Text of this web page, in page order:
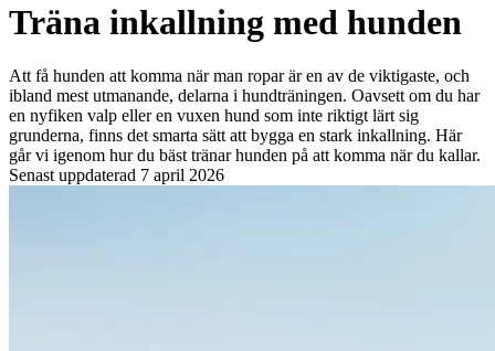
Träna inkallning med hunden
Att få hunden att komma när man ropar är en av de viktigaste, och
ibland mest utmanande, delarna i hundträningen. Oavsett om du har
en nyfiken valp eller en vuxen hund som inte riktigt lärt sig
grunderna, finns det smarta sätt att bygga en stark inkallning. Här
går vi igenom hur du bäst tränar hunden på att komma när du kallar.
Senast uppdaterad 7 april 2026